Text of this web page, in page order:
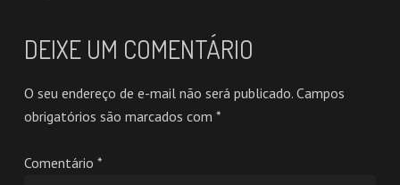
DEIXE UM COMENTÁRIO
O seu endereço de e-mail não será publicado. Campos
obrigatórios são marcados com *
Comentário *